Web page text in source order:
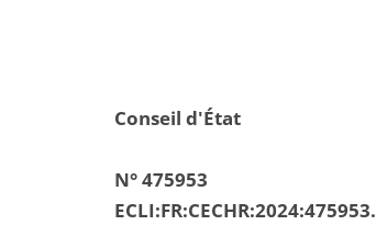
Conseil d'État
N° 475953